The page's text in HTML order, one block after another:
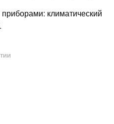
климатический
.